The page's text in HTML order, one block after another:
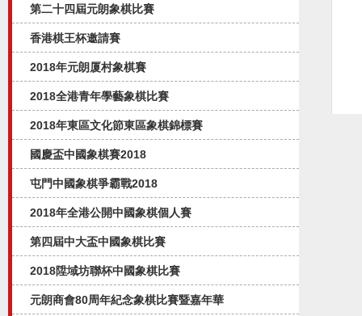
第二十四屆元朗象棋比賽
香港棋王杯邀請賽
2018年元朗厦村象棋賽
2018全港青年學藝象棋比賽
2018年東區文化節東區象棋錦標賽
國慶盃中國象棋賽2018
屯門中國象棋爭霸戰2018
2018年全港公開中國象棋個人賽
第四屆中大盃中國象棋比賽
2018陞域坊聯杯中國象棋比賽
元朗商會80周年紀念象棋比賽暨嘉年華